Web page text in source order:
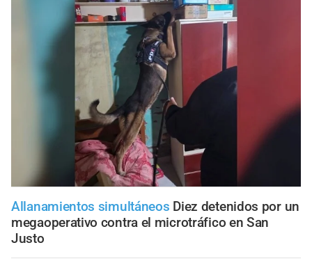
Allanamientos simultáneos Diez detenidos por un
megaoperativo contra el microtráfico en San
Justo